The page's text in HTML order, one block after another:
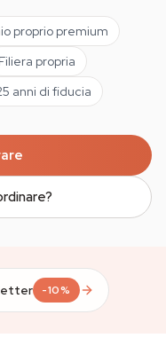
proprio premium
Filiera propria
anni di fiducia
-10%